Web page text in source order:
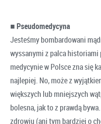
■ Pseudomedycyna
Jesteśmy bombardowani
wyssanymi z palca historiami
medycynie w Polsce zna się
najlepiej. No, może z
większych lub mniejszych
bolesna, jak to z prawdą
zdrowiu (ani tym bardziej o